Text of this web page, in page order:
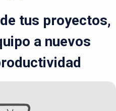
tus proyectos,
a nuevos